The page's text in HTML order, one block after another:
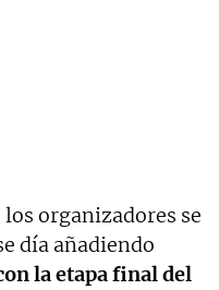
organizadores se
día añadiendo
la etapa final del